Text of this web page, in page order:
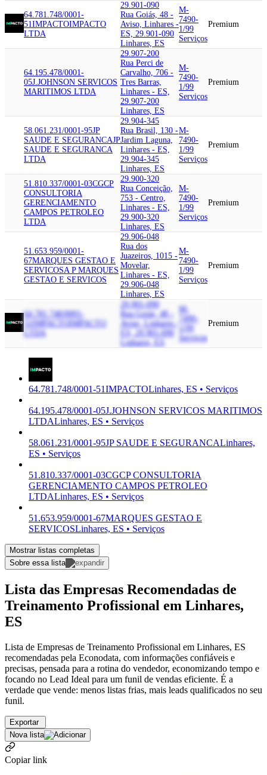
64.781.748/0001-
51IMPACTOIMPACTO
LTDA
29.901-090
Rua Goiás, 48 -
Aviso, Linhares -
ES, 29.901-090
Linhares, ES
M-
7490-
1/99
Serviços
Premium
64.195.478/0001-
05J.JOHNSON SERVICOS
MARITIMOS LTDA
29.907-200
Rua Perci de
Carvalho, 706 -
Tres Barras,
Linhares - ES,
29.907-200
Linhares, ES
M-
7490-
1/99
Serviços
Premium
58.061.231/0001-95JP
SAUDE E SEGURANCAJP
SAUDE E SEGURANCA
LTDA
29.904-345
Rua Brasil, 130 -
Jardim Laguna,
Linhares - ES,
29.904-345
Linhares, ES
M-
7490-
1/99
Serviços
Premium
51.810.337/0001-03CGCP
CONSULTORIA
GERENCIAMENTO
CAMPOS PETROLEO
LTDA
29.900-320
Rua Conceição,
753 - Centro,
Linhares - ES,
29.900-320
Linhares, ES
M-
7490-
1/99
Serviços
Premium
51.653.959/0001-
67MARQUES GESTAO E
SERVICOSA P MARQUES
GESTAO E SERVICOS
29.906-048
Rua dos
Juazeiros, 1015 -
Movelar,
Linhares - ES,
29.906-048
Linhares, ES
M-
7490-
1/99
Serviços
Premium
64.781.748/0001-
IMPACTO
IMPACTO
29.901-090
Rua Goiás, 48 -
Aviso, Linhares -
ES, 29.901-090
Linhares, ES
M-
7490-
Serviços
Premium
64.781.748/0001-51IMPACTOLinhares, ES • Serviços
64.195.478/0001-05J.JOHNSON SERVICOS MARITIMOS
LTDALinhares, ES • Serviços
58.061.231/0001-95JP SAUDE E SEGURANCALinhares,
ES • Serviços
51.810.337/0001-03CGCP CONSULTORIA
GERENCIAMENTO CAMPOS PETROLEO
LTDALinhares, ES • Serviços
51.653.959/0001-67MARQUES GESTAO E
SERVICOSLinhares, ES • Serviços
Mostrar listas completas
Sobre essa lista
Lista das Empresas Recomendadas de
Treinamento Profissional em Linhares,
ES
Lista de Empresas de Treinamento Profissional em Linhares, ES
recomendadas pela Econodata, com informações confiáveis e
precisas, pensada para a rotina do vendedor, economizando tempo e
focando no Lead Ideal para um funil de vendas eficiente. É a
verdade que vende: menos listas frias, mais leads qualificados no seu
funil.
Exportar
Nova lista
Copiar link